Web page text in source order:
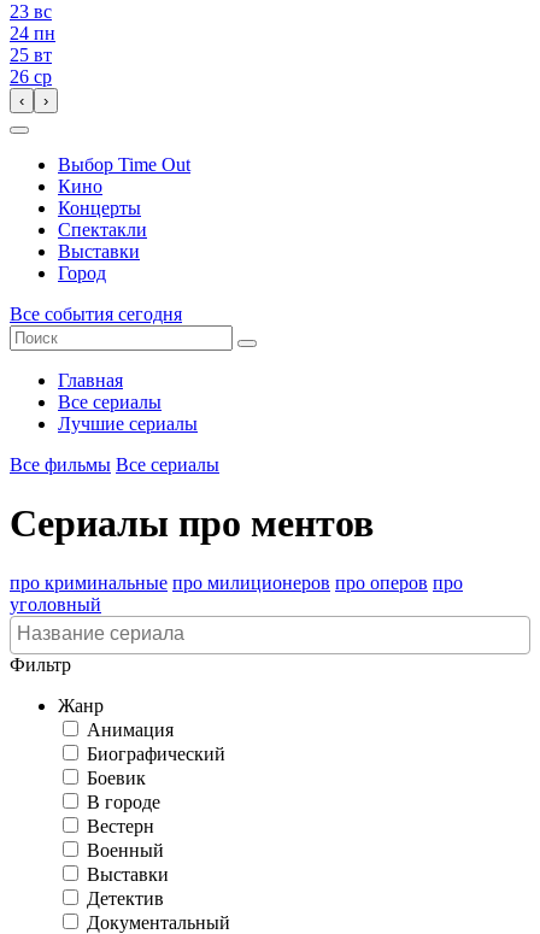
23 вс
24 пн
25 вт
26 ср
‹ ›
Выбор Time Out
Кино
Концерты
Спектакли
Выставки
Город
Все события сегодня
Главная
Все сериалы
Лучшие сериалы
Все фильмы Все сериалы
Сериалы про ментов
про криминальные про милиционеров про оперов про
уголовный
Фильтр
Жанр
Анимация
Биографический
Боевик
В городе
Вестерн
Военный
Выставки
Детектив
Документальный